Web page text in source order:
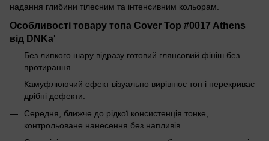
надання глибини тілесним та інтенсивним кольорам.
Особливості товару топа Cover Top #0017 Athens
від DNKa'
Без липкого шару відразу готовий глянсовий фініш без
протирання.
Камуфлюючий ефект візуально вирівнює тон і перекриває
дрібні дефекти.
Середня, ближче до рідкої консистенція тонке,
контрольоване нанесення без напливів.